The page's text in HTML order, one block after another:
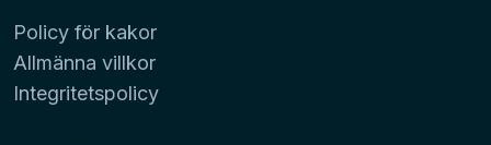
Policy för kakor
Allmänna villkor
Integritetspolicy